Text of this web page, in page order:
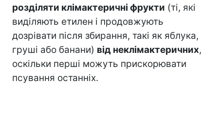
розділяти клімактеричні фрукти (ті, які
виділяють етилен і продовжують
дозрівати після збирання, такі як яблука,
груші або банани) від неклімактеричних,
оскільки перші можуть прискорювати
псування останніх.